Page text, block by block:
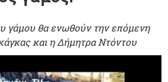
γάμου θα ενωθούν την επόμενη
και η Δήμητρα Ντόντου